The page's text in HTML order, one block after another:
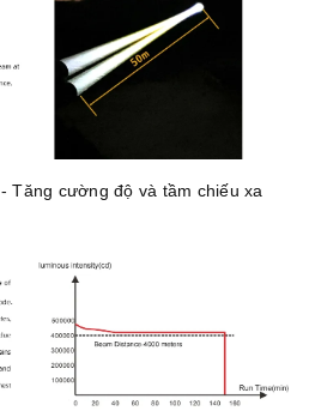
Tăng cường độ và tầm chiếu xa